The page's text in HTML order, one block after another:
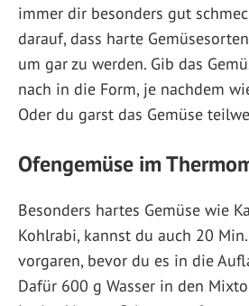
immer dir besonders gut
darauf, dass harte
um gar zu werden. Gib das
nach in die Form, je nachdem
Oder du garst das Gemüse
Ofengemüse im
Besonders hartes Gemüse wie
Kohlrabi, kannst du auch 20
vorgaren, bevor du es in die
Dafür 600 g Wasser in den